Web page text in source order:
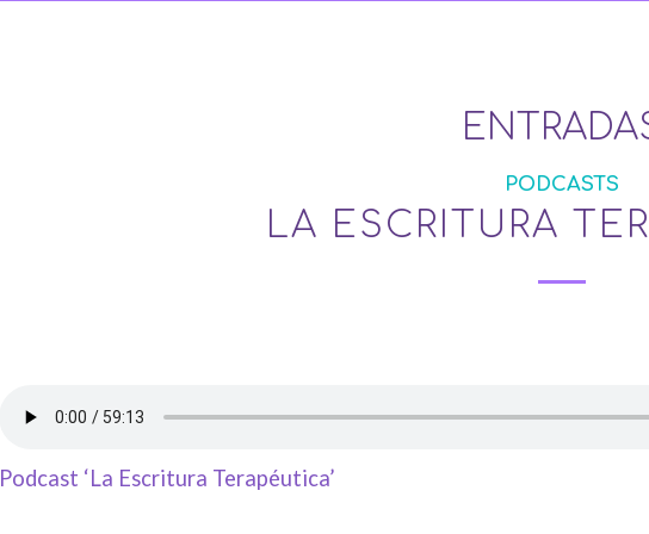
PODCASTS
LA ESCRITURA
Podcast ‘La Escritura Terapéutica’